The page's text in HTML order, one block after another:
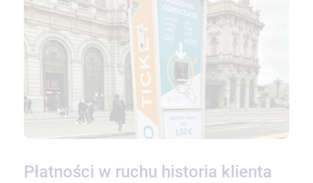
Płatności w ruchu historia klienta